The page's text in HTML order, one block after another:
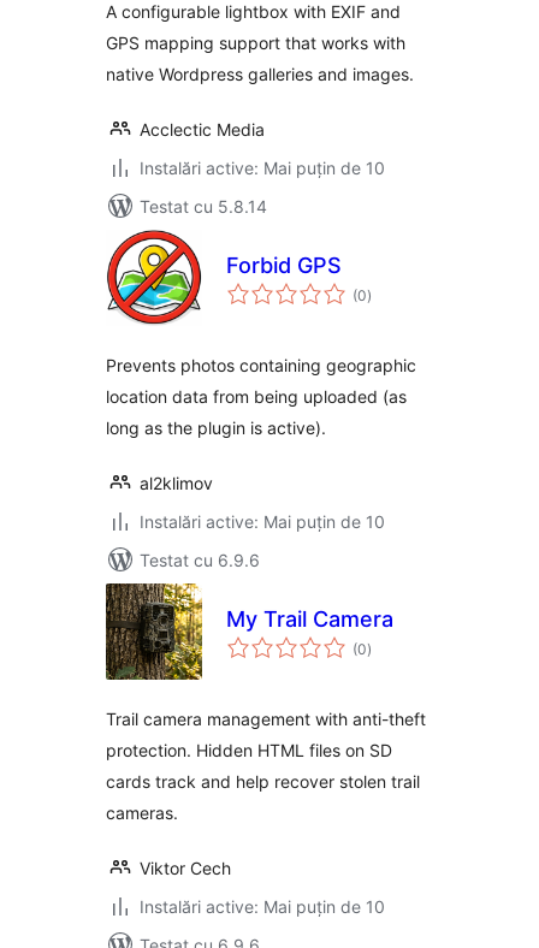
A configurable lightbox with EXIF and
GPS mapping support that works with
native Wordpress galleries and images.
Acclectic Media
Instalări active: Mai puțin de 10
Testat cu 5.8.14
Forbid GPS
(0total
aprecieri
)
Prevents photos containing geographic
location data from being uploaded (as
long as the plugin is active).
al2klimov
Instalări active: Mai puțin de 10
Testat cu 6.9.6
My Trail Camera
(0total
aprecieri
)
Trail camera management with anti-theft
protection. Hidden HTML files on SD
cards track and help recover stolen trail
cameras.
Viktor Cech
Instalări active: Mai puțin de 10